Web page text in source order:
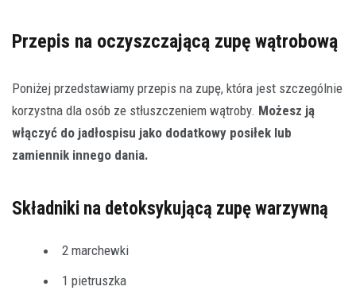
Przepis na oczyszczającą zupę wątrobową
Poniżej przedstawiamy przepis na zupę, która jest szczególnie
korzystna dla osób ze stłuszczeniem wątroby. Możesz ją
włączyć do jadłospisu jako dodatkowy posiłek lub
zamiennik innego dania.
Składniki na detoksykującą zupę warzywną
2 marchewki
1 pietruszka